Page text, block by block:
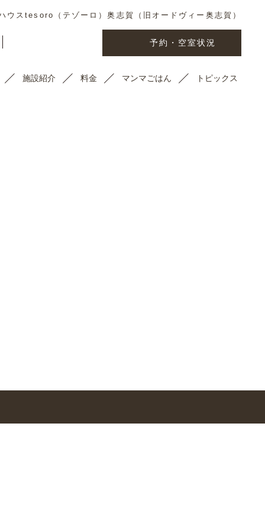
ウスtesoro（テゾーロ）奥志賀（旧オードヴィー奥志賀）
予約・空室状況
施設紹介 料金 マンマごはん トピックス